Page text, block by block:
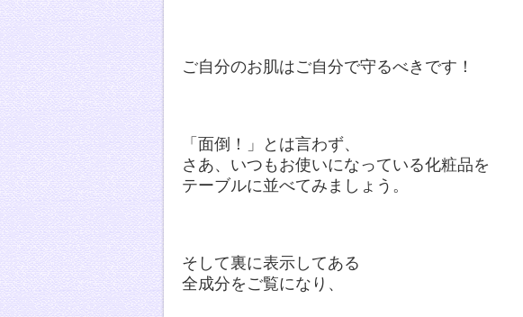
ご自分のお肌はご自分で守るべきです！
「面倒！」とは言わず、
さあ、いつもお使いになっている化粧品を
テーブルに並べてみましょう。
そして裏に表示してある
全成分をご覧になり、